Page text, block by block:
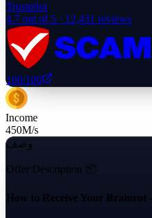
Trustpilot
4.7 out of 5 · 12,431 reviews
100/100
Income
450M/s
وصف
Offer Description 📦
How to Receive Your Brainrot